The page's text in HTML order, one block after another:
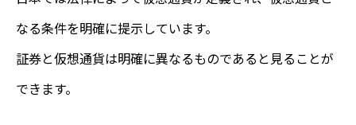
なる条件を明確に提示しています。
証券と仮想通貨は明確に異なるものであると見ることが
できます。